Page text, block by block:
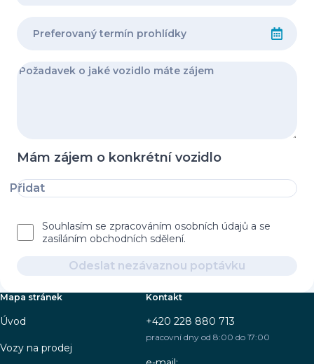
Mám zájem o konkrétní vozidlo
Přidat
Souhlasím se zpracováním osobních údajů a se
zasíláním obchodních sdělení.
Odeslat nezávaznou poptávku
Mapa stránek
Úvod
Vozy na prodej
Kontakt
+420 228 880 713
pracovní dny od 8:00 do 17:00